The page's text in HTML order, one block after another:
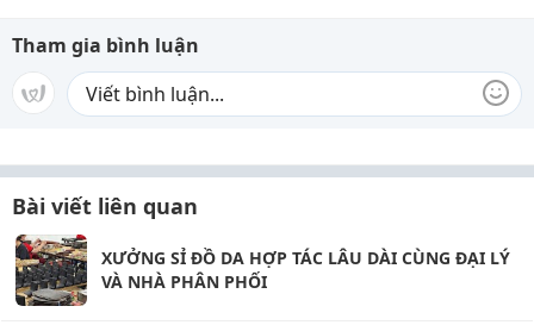
Tham gia bình luận
Bài viết liên quan
XƯỞNG SỈ ĐỒ DA HỢP TÁC LÂU DÀI CÙNG ĐẠI LÝ
VÀ NHÀ PHÂN PHỐI